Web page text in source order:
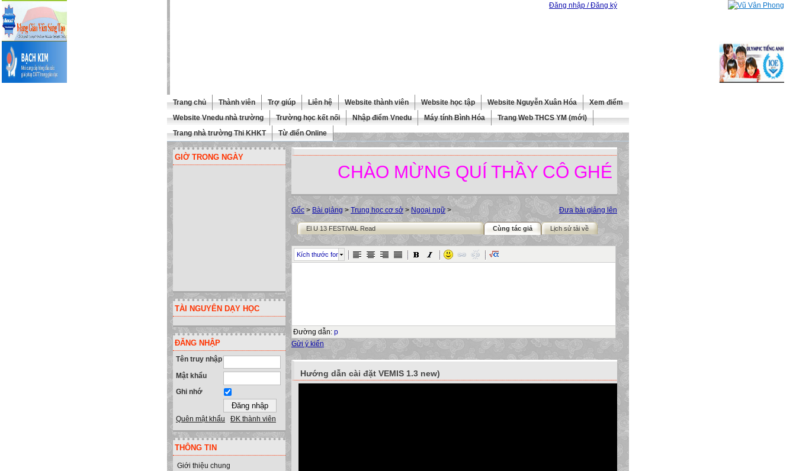
Đăng nhập / Đăng ký
Trang chủ Thành viên Trợ giúp Liên hệ Website thành viên Website học tập Website Nguyễn Xuân Hóa
Xem điểm
Website Vnedu nhà trường
Trường học kết nối Nhập điểm Vnedu Máy tính Bình Hóa
Trang Web THCS YM (mới)
Trang nhà trường Thi KHKT
Từ điển Online
GIỜ TRONG NGÀY
TÀI NGUYÊN DẠY HỌC
ĐĂNG NHẬP
Tên truy nhập
Mật khẩu
Ghi nhớ
Quên mật khẩu ĐK thành viên
THÔNG TIN
Giới thiệu chung
CHÀO MỪNG QUÍ THẦY CÔ GHÉ THĂM TRANG
Đưa bài giảng lên
Gốc > Bài giảng > Trung học cơ sở > Ngoại ngữ >
El U 13 FESTIVAL Read Cùng tác giả Lịch sử tải về
Kích thước font
Đường dẫn: p
Gửi ý kiến
Hướng dẫn cài đặt VEMIS 1.3 new)